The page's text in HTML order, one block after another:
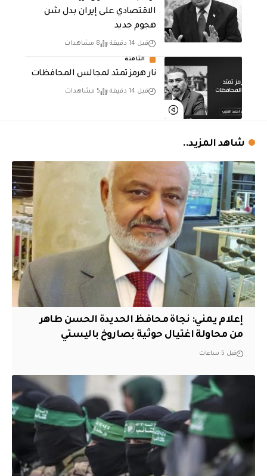
الاقتصادي على إيران بدل شن
هجوم جديد
قبل 14 دقيقة 8 مشاهدات
الثامنة
نار هرمز تمتد لمجالس المحافظات
قبل 14 دقيقة 5 مشاهدات
شاهد المزيد..
إعلام يمني: نجاة محافظ الحديدة الحسن طاهر
من محاولة اغتيال حوثية بصاروخ باليستي
قبل 5 ساعات